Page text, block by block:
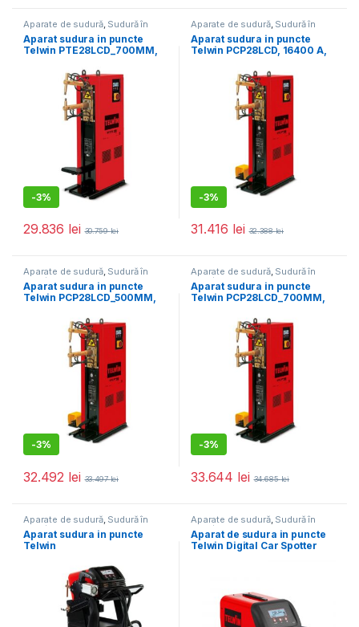
Aparate de sudură, Sudură în
puncte
Aparat sudura in puncte
Telwin PTE28LCD_700MM,
-3%
29.836 lei 30.759lei
Aparate de sudură, Sudură în
puncte
Aparat sudura in puncte
Telwin PCP28LCD, 16400 A,
pneumatica
-3%
31.416 lei 32.388lei
Aparate de sudură, Sudură în
puncte
Aparat sudura in puncte
Telwin PCP28LCD_500MM,
pneumatica, brate 500 mm
-3%
32.492 lei 33.497lei
Aparate de sudură, Sudură în
puncte
Aparat sudura in puncte
Telwin PCP28LCD_700MM,
pneumatica, brate 700 mm
-3%
33.644 lei 34.685lei
Aparate de sudură, Sudură în
puncte
Aparat sudura in puncte
Telwin
4500 A, 1.5+1.5 mm, cu
accesorii
Aparate de sudură, Sudură în
puncte
Aparat de sudura in puncte
Telwin Digital Car Spotter